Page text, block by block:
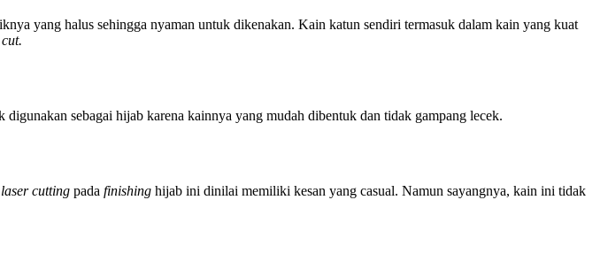
yang halus sehingga nyaman untuk dikenakan. Kain katun sendiri termasuk dalam kain yang kuat
sebagai hijab karena kainnya yang mudah dibentuk dan tidak gampang lecek.
laser cutting pada finishing hijab ini dinilai memiliki kesan yang casual. Namun sayangnya, kain ini tidak